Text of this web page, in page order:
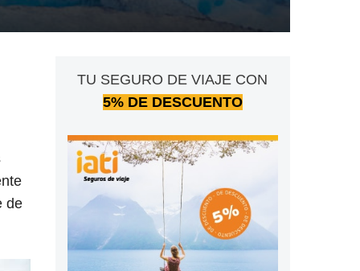
de
TU SEGURO DE VIAJE CON
5% DE DESCUENTO